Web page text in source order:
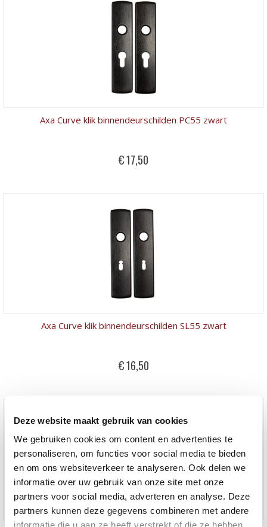
Deze website maakt gebruik van cookies
We gebruiken cookies om content en advertenties te
personaliseren, om functies voor social media te bieden
en om ons websiteverkeer te analyseren. Ook delen we
informatie over uw gebruik van onze site met onze
partners voor social media, adverteren en analyse. Deze
partners kunnen deze gegevens combineren met andere
informatie die u aan ze heeft verstrekt of die ze hebben
Axa Curve klik binnendeurschilden PC55 zwart
€ 17,50
Axa Curve klik binnendeurschilden SL55 zwart
€ 16,50